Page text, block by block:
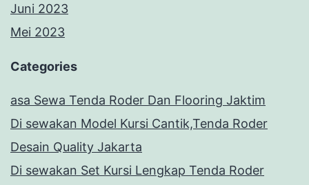
Juni 2023
Mei 2023
Categories
asa Sewa Tenda Roder Dan Flooring Jaktim
Di sewakan Model Kursi Cantik,Tenda Roder
Desain Quality Jakarta
Di sewakan Set Kursi Lengkap Tenda Roder